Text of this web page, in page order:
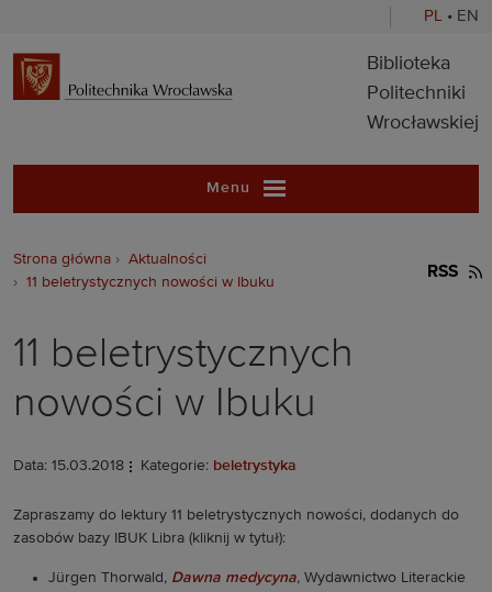
PL • EN
Biblioteka
Biblioteka
Politechniki
Wrocławskiej
Menu
Strona główna
Aktualności
11 beletrystycznych nowości w Ibuku
RSS
11 beletrystycznych
nowości w Ibuku
Data: 15.03.2018 Kategorie: beletrystyka
Zapraszamy do lektury 11 beletrystycznych nowości, dodanych do
zasobów bazy IBUK Libra (kliknij w tytuł):
Jürgen Thorwald, Dawna medycyna, Wydawnictwo Literackie